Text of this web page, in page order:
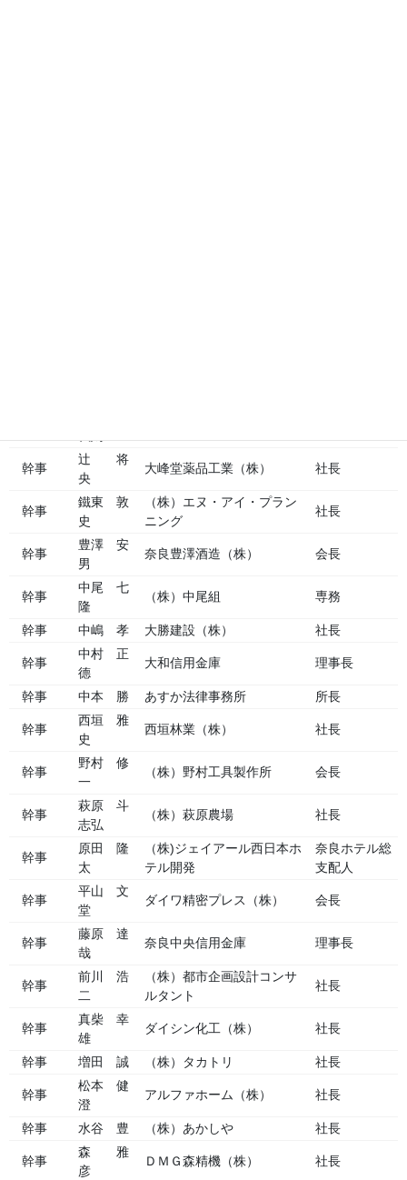
幹事
辻 将
央
大峰堂薬品工業（株） 社長
幹事
鐵東 敦
史
（株）エヌ・アイ・プラン
ニング
社長
幹事
豊澤 安
男
奈良豊澤酒造（株） 会長
幹事
中尾 七
隆
（株）中尾組 専務
幹事 中嶋 孝 大勝建設（株） 社長
幹事
中村 正
德
大和信用金庫 理事長
幹事 中本 勝 あすか法律事務所 所長
幹事
西垣 雅
史
西垣林業（株） 社長
幹事
野村 修
一
（株）野村工具製作所 会長
幹事
萩原 斗
志弘
（株）萩原農場 社長
幹事
原田 隆
太
（株)ジェイアール西日本ホ
テル開発
奈良ホテル総
支配人
幹事
平山 文
堂
ダイワ精密プレス（株） 会長
幹事
藤原 達
哉
奈良中央信用金庫 理事長
幹事
前川 浩
二
（株）都市企画設計コンサ
ルタント
社長
幹事
真柴 幸
雄
ダイシン化工（株） 社長
幹事 増田 誠 （株）タカトリ 社長
幹事
松本 健
澄
アルファホーム（株） 社長
幹事 水谷 豊 （株）あかしや 社長
幹事
森 雅
彦
ＤＭＧ森精機（株） 社長